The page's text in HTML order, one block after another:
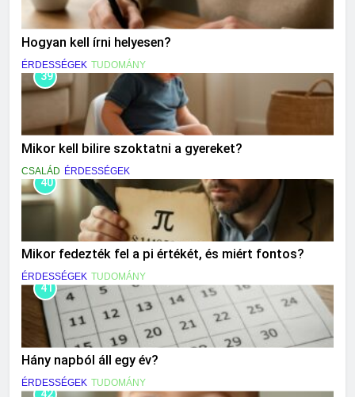
Hogyan kell írni helyesen?
ÉRDESSÉGEK TUDOMÁNY
39
Mikor kell bilire szoktatni a gyereket?
CSALÁD ÉRDESSÉGEK
40
Mikor fedezték fel a pi értékét, és miért fontos?
ÉRDESSÉGEK TUDOMÁNY
41
Hány napból áll egy év?
ÉRDESSÉGEK TUDOMÁNY